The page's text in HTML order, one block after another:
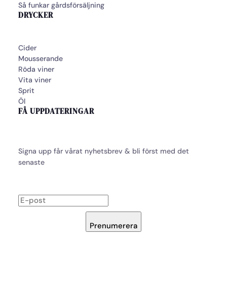
Så funkar gårdsförsäljning
DRYCKER
Cider
Mousserande
Röda viner
Vita viner
Sprit
Öl
FÅ UPPDATERINGAR
Signa upp får vårat nyhetsbrev & bli först med det
senaste
Prenumerera